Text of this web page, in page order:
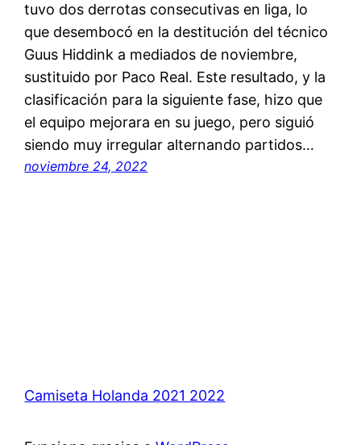
tuvo dos derrotas consecutivas en liga, lo
que desembocó en la destitución del técnico
Guus Hiddink a mediados de noviembre,
sustituido por Paco Real. Este resultado, y la
clasificación para la siguiente fase, hizo que
el equipo mejorara en su juego, pero siguió
siendo muy irregular alternando partidos…
noviembre 24, 2022
Camiseta Holanda 2021 2022